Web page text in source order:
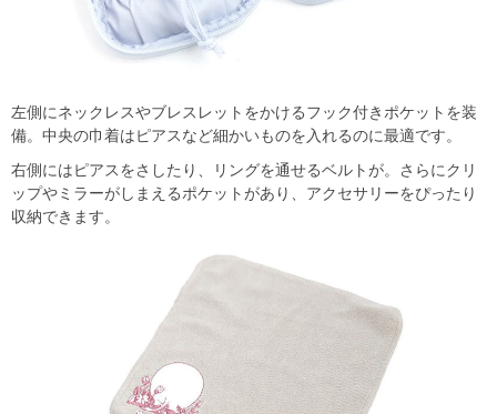
左側にネックレスやブレスレットをかけるフック付きポケットを装
備。中央の巾着はピアスなど細かいものを入れるのに最適です。
右側にはピアスをさしたり、リングを通せるベルトが。さらにクリ
ップやミラーがしまえるポケットがあり、アクセサリーをぴったり
収納できます。